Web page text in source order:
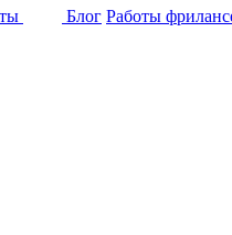
Блог Работы